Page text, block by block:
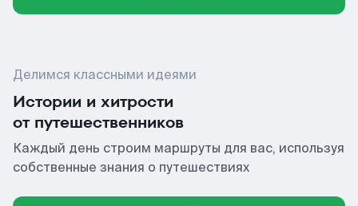
Делимся классными идеями
Истории и хитрости
от путешественников
Каждый день строим маршруты для вас, используя
собственные знания о путешествиях